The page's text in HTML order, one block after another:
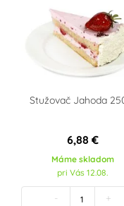
Velká Británie
USA
Objem
1 000 ml
VÝPRODEJ -
Stužovač Jahoda
6,88 €
Máme skladom
pri Vás 12.08.
- +